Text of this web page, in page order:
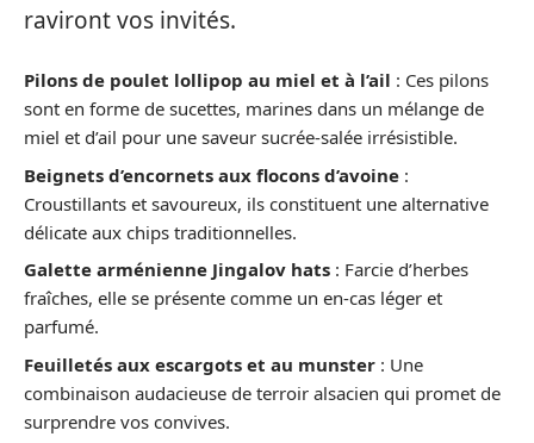
raviront vos invités.
Pilons de poulet lollipop au miel et à l’ail : Ces pilons
sont en forme de sucettes, marines dans un mélange de
miel et d’ail pour une saveur sucrée-salée irrésistible.
Beignets d’encornets aux flocons d’avoine :
Croustillants et savoureux, ils constituent une alternative
délicate aux chips traditionnelles.
Galette arménienne Jingalov hats : Farcie d’herbes
fraîches, elle se présente comme un en-cas léger et
parfumé.
Feuilletés aux escargots et au munster : Une
combinaison audacieuse de terroir alsacien qui promet de
surprendre vos convives.